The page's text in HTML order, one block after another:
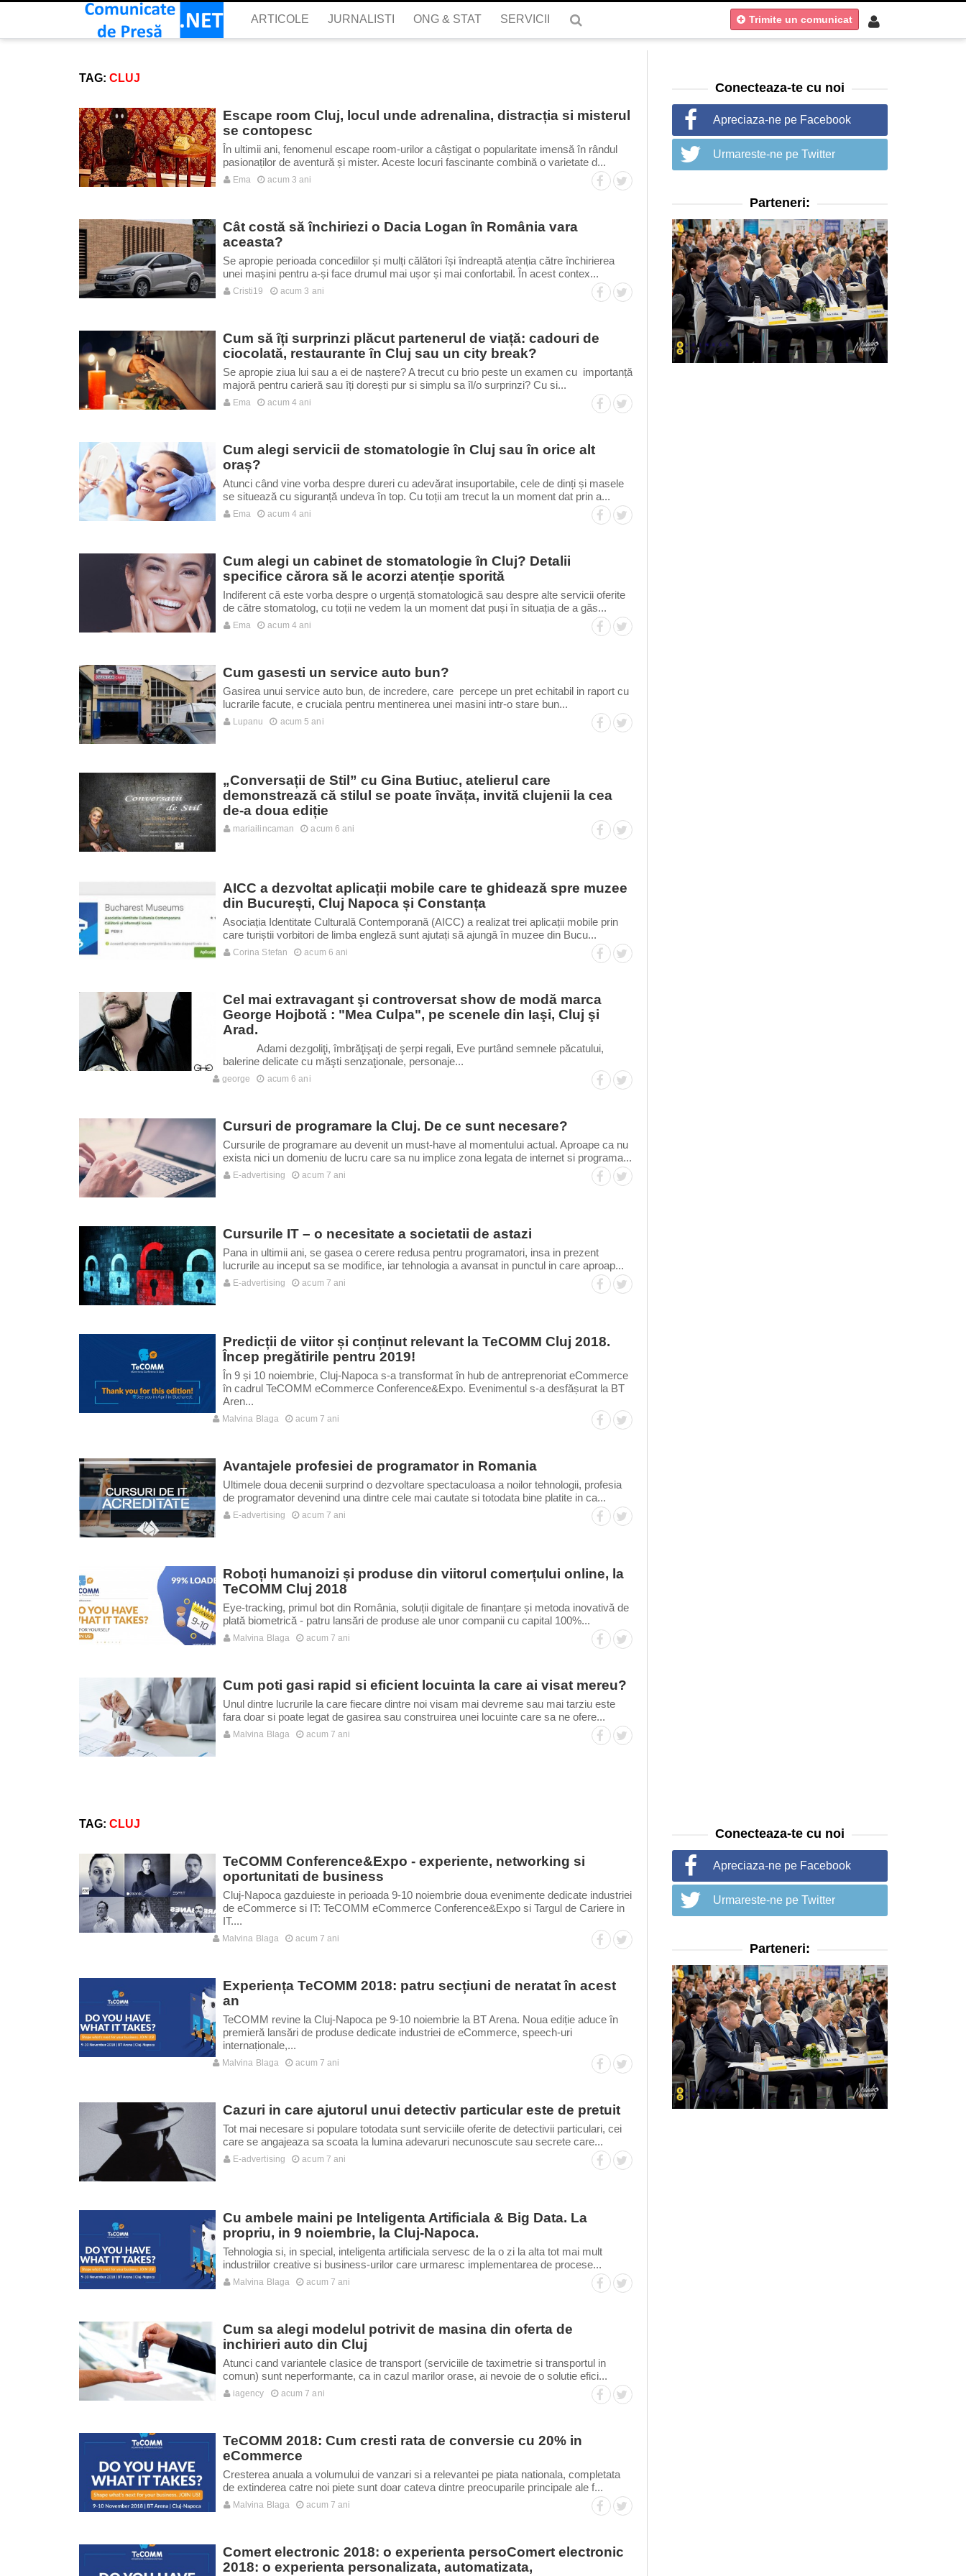
ARTICOLE JURNALISTI ONG & STAT SERVICII Trimite un comunicat
TAG: CLUJ
Escape room Cluj, locul unde adrenalina, distracția si misterul
se contopesc
În ultimii ani, fenomenul escape room-urilor a câștigat o popularitate imensă în rândul
pasionaților de aventură și mister. Aceste locuri fascinante combină o varietate d...
Ema acum 3 ani
Cât costă să închiriezi o Dacia Logan în România vara
aceasta?
Se apropie perioada concediilor și mulți călători își îndreaptă atenția către închirierea
unei mașini pentru a-și face drumul mai ușor și mai confortabil. În acest contex...
Cristi19 acum 3 ani
Cum să îți surprinzi plăcut partenerul de viață: cadouri de
ciocolată, restaurante în Cluj sau un city break?
Se apropie ziua lui sau a ei de naștere? A trecut cu brio peste un examen cu importanță
majoră pentru carieră sau îți dorești pur si simplu sa îl/o surprinzi? Cu si...
Ema acum 4 ani
Cum alegi servicii de stomatologie în Cluj sau în orice alt
oraș?
Atunci când vine vorba despre dureri cu adevărat insuportabile, cele de dinți și masele
se situează cu siguranță undeva în top. Cu toții am trecut la un moment dat prin a...
Ema acum 4 ani
Cum alegi un cabinet de stomatologie în Cluj? Detalii
specifice cărora să le acorzi atenție sporită
Indiferent că este vorba despre o urgență stomatologică sau despre alte servicii oferite
de către stomatolog, cu toții ne vedem la un moment dat puși în situația de a găs...
Ema acum 4 ani
Cum gasesti un service auto bun?
Gasirea unui service auto bun, de incredere, care percepe un pret echitabil in raport cu
lucrarile facute, e cruciala pentru mentinerea unei masini intr-o stare bun...
Lupanu acum 5 ani
„Conversații de Stil” cu Gina Butiuc, atelierul care
demonstrează că stilul se poate învăța, invită clujenii la cea
de-a doua ediție
mariailincaman acum 6 ani
AICC a dezvoltat aplicații mobile care te ghidează spre muzee
din București, Cluj Napoca și Constanța
Asociația Identitate Culturală Contemporană (AICC) a realizat trei aplicații mobile prin
care turiștii vorbitori de limba engleză sunt ajutați să ajungă în muzee din Bucu...
Corina Stefan acum 6 ani
Cel mai extravagant şi controversat show de modă marca
George Hojbotă : "Mea Culpa", pe scenele din Iaşi, Cluj şi
Arad.
Adami dezgoliţi, îmbrăţişaţi de şerpi regali, Eve purtând semnele păcatului,
balerine delicate cu măşti senzaţionale, personaje...
george acum 6 ani
Cursuri de programare la Cluj. De ce sunt necesare?
Cursurile de programare au devenit un must-have al momentului actual. Aproape ca nu
exista nici un domeniu de lucru care sa nu implice zona legata de internet si programa...
E-advertising acum 7 ani
Cursurile IT – o necesitate a societatii de astazi
Pana in ultimii ani, se gasea o cerere redusa pentru programatori, insa in prezent
lucrurile au inceput sa se modifice, iar tehnologia a avansat in punctul in care aproap...
E-advertising acum 7 ani
Predicții de viitor și conținut relevant la TeCOMM Cluj 2018.
Încep pregătirile pentru 2019!
În 9 și 10 noiembrie, Cluj-Napoca s-a transformat în hub de antreprenoriat eCommerce
în cadrul TeCOMM eCommerce Conference&Expo. Evenimentul s-a desfășurat la BT
Aren...
Malvina Blaga acum 7 ani
Avantajele profesiei de programator in Romania
Ultimele doua decenii surprind o dezvoltare spectaculoasa a noilor tehnologii, profesia
de programator devenind una dintre cele mai cautate si totodata bine platite in ca...
E-advertising acum 7 ani
Roboți humanoizi și produse din viitorul comerțului online, la
TeCOMM Cluj 2018
Eye-tracking, primul bot din România, soluții digitale de finanțare și metoda inovativă de
plată biometrică - patru lansări de produse ale unor companii cu capital 100%...
Malvina Blaga acum 7 ani
Cum poti gasi rapid si eficient locuinta la care ai visat mereu?
Unul dintre lucrurile la care fiecare dintre noi visam mai devreme sau mai tarziu este
fara doar si poate legat de gasirea sau construirea unei locuinte care sa ne ofere...
Malvina Blaga acum 7 ani
ARTICOLE JURNALISTI ONG & STAT SERVICII Trimite un comunicat
TAG: CLUJ
TeCOMM Conference&Expo - experiente, networking si
oportunitati de business
Cluj-Napoca gazduieste in perioada 9-10 noiembrie doua evenimente dedicate industriei
de eCommerce si IT: TeCOMM eCommerce Conference&Expo si Targul de Cariere in
IT....
Malvina Blaga acum 7 ani
Experiența TeCOMM 2018: patru secțiuni de neratat în acest
an
TeCOMM revine la Cluj-Napoca pe 9-10 noiembrie la BT Arena. Noua ediție aduce în
premieră lansări de produse dedicate industriei de eCommerce, speech-uri
internaționale,...
Malvina Blaga acum 7 ani
Cazuri in care ajutorul unui detectiv particular este de pretuit
Tot mai necesare si populare totodata sunt serviciile oferite de detectivii particulari, cei
care se angajeaza sa scoata la lumina adevaruri necunoscute sau secrete care...
E-advertising acum 7 ani
Cu ambele maini pe Inteligenta Artificiala & Big Data. La
propriu, in 9 noiembrie, la Cluj-Napoca.
Tehnologia si, in special, inteligenta artificiala servesc de la o zi la alta tot mai mult
industriilor creative si business-urilor care urmaresc implementarea de procese...
Malvina Blaga acum 7 ani
Cum sa alegi modelul potrivit de masina din oferta de
inchirieri auto din Cluj
Atunci cand variantele clasice de transport (serviciile de taximetrie si transportul in
comun) sunt neperformante, ca in cazul marilor orase, ai nevoie de o solutie efici...
iagency acum 7 ani
TeCOMM 2018: Cum cresti rata de conversie cu 20% in
eCommerce
Cresterea anuala a volumului de vanzari si a relevantei pe piata nationala, completata
de extinderea catre noi piete sunt doar cateva dintre preocuparile principale ale f...
Malvina Blaga acum 7 ani
Comert electronic 2018: o experienta persoComert electronic
2018: o experienta personalizata, automatizata,
Conecteaza-te cu noi
Apreciaza-ne pe Facebook
Urmareste-ne pe Twitter
Parteneri:
Conecteaza-te cu noi
Apreciaza-ne pe Facebook
Urmareste-ne pe Twitter
Parteneri: